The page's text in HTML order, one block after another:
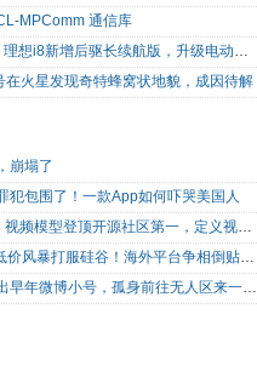
MPComm 通信库
降价3万元！理想i8新增后驱长续航版，升级电动前备箱
在火星发现奇特蜂窝状地貌，成因待解
崩塌了
犯包围了！一款App如何吓哭美国人
MiniMax H3 视频模型登顶开源社区第一，定义视频模型领域“斩杀线”
DeepSeek低价风暴打服硅谷！海外平台争相倒贴V4 Flash
梁文锋被扒出早年微博小号，孤身前往无人区来一场相当 deep 的 seek 旅行